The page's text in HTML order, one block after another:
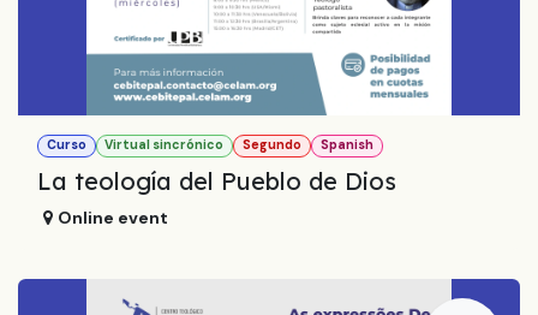
Curso Virtual sincrónico Segundo Spanish
La teología del Pueblo de Dios
Online event